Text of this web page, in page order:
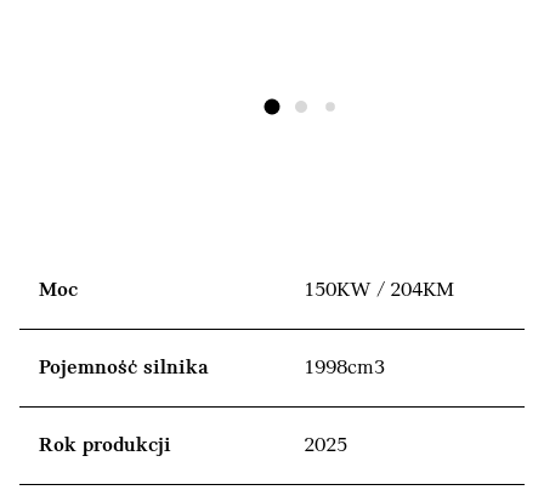
Moc 150KW / 204KM
Pojemność silnika 1998cm3
Rok produkcji 2025